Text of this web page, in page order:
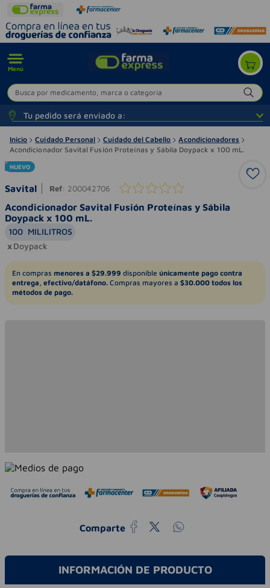
Menú
Busca por medicamento, marca o categoría
Tu pedido será enviado a:
Inicio Cuidado Personal Cuidado del Cabello
Acondicionadores
Acondicionador Savital Fusión Proteínas y Sábila Doypack x 100 mL.
NUEVO
Savital Ref: 200042706
Acondicionador Savital Fusión Proteínas y Sábila
Doypack x 100 mL.
100 MILILITROS
Doypack
En compras menores a $29.999 disponible únicamente pago contra
entrega, efectivo/datáfono. Compras mayores a $30.000 todos los
métodos de pago.
Comparte
INFORMACIÓN DE PRODUCTO